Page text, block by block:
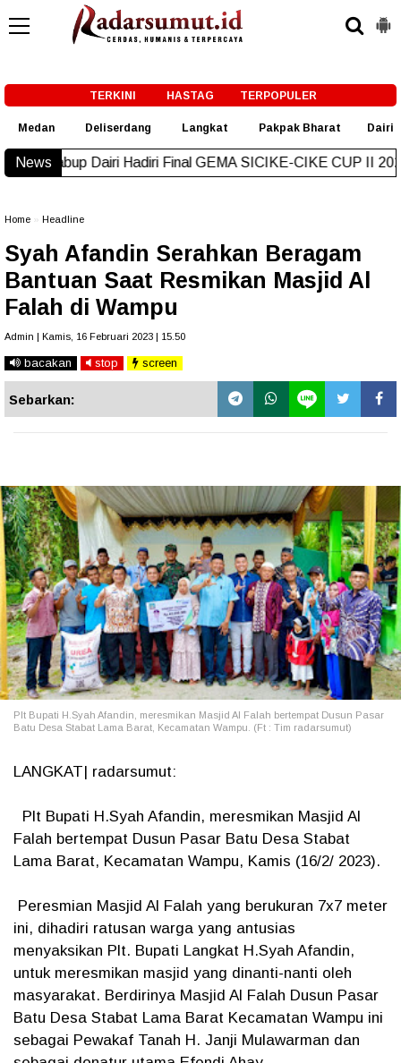
TERKINI HASTAG TERPOPULER
Medan Deliserdang Langkat Pakpak Bharat Dairi
NewsFinal GEMA SICIKE-CIKE CUP II 2026, Ini Pesannya
Home Headline
Syah Afandin Serahkan Beragam
Bantuan Saat Resmikan Masjid Al
Falah di Wampu
Admin | Kamis, 16 Februari 2023 | 15.50
bacakan stop screen
Sebarkan:
Plt Bupati H.Syah Afandin, meresmikan Masjid Al Falah bertempat Dusun Pasar
Batu Desa Stabat Lama Barat, Kecamatan Wampu. (Ft : Tim radarsumut)
LANGKAT| radarsumut:
Plt Bupati H.Syah Afandin, meresmikan Masjid Al
Falah bertempat Dusun Pasar Batu Desa Stabat
Lama Barat, Kecamatan Wampu, Kamis (16/2/ 2023).
Peresmian Masjid Al Falah yang berukuran 7x7 meter
ini, dihadiri ratusan warga yang antusias
menyaksikan Plt. Bupati Langkat H.Syah Afandin,
untuk meresmikan masjid yang dinanti-nanti oleh
masyarakat. Berdirinya Masjid Al Falah Dusun Pasar
Batu Desa Stabat Lama Barat Kecamatan Wampu ini
sebagai Pewakaf Tanah H. Janji Mulawarman dan